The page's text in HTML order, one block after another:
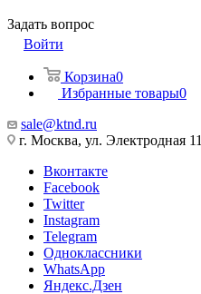
Задать вопрос
Войти
Корзина0
Избранные товары0
sale@ktnd.ru
г. Москва, ул. Электродная 11
Вконтакте
Facebook
Twitter
Instagram
Telegram
Одноклассники
WhatsApp
Яндекс.Дзен